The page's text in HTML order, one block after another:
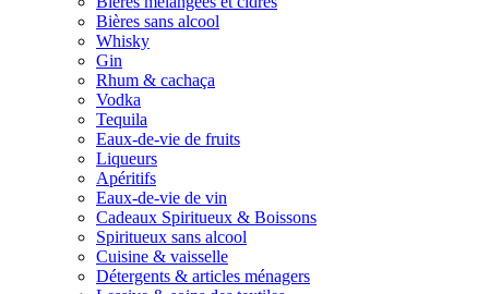
Bières sans alcool
Whisky
Gin
Rhum & cachaça
Vodka
Tequila
Eaux-de-vie de fruits
Liqueurs
Apéritifs
Eaux-de-vie de vin
Cadeaux Spiritueux & Boissons
Spiritueux sans alcool
Cuisine & vaisselle
Détergents & articles ménagers